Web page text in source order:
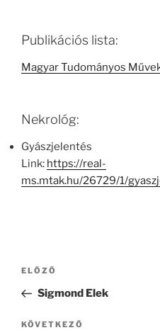
Publikációs lista:
Magyar Tudományos
Nekrológ:
Gyászjelentés
Link: https://real-
ms.mtak.hu/26729/1/
Bejegyzés
Korábbi
bejegyzés
ELŐZŐ
Sigmond Elek
Következő
KÖVETKEZŐ